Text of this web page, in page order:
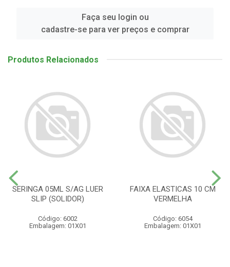
Faça seu login ou
cadastre-se para ver preços e comprar
Produtos Relacionados
SERINGA 05ML S/AG LUER
SLIP (SOLIDOR)
Código: 6002
Embalagem: 01X01
FAIXA ELASTICAS 10 CM
VERMELHA
Código: 6054
Embalagem: 01X01